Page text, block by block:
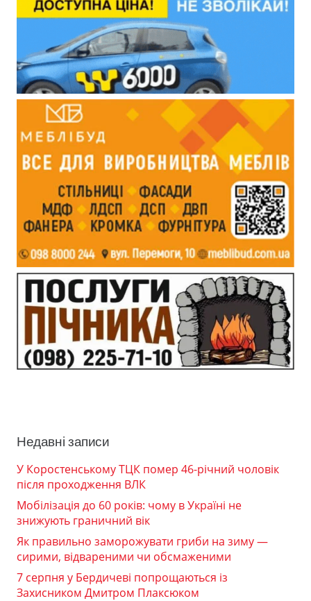
Недавні записи
У Коростенському ТЦК помер 46-річний чоловік
після проходження ВЛК
Мобілізація до 60 років: чому в Україні не
знижують граничний вік
Як правильно заморожувати гриби на зиму —
сирими, відвареними чи обсмаженими
7 серпня у Бердичеві попрощаються із
Захисником Дмитром Плаксюком